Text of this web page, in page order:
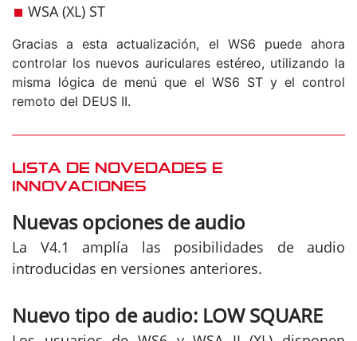
WSA (XL) ST
Gracias a esta actualización, el WS6 puede ahora
controlar los nuevos auriculares estéreo, utilizando la
misma lógica de menú que el WS6 ST y el control
remoto del DEUS II.
LISTA DE NOVEDADES E
INNOVACIONES
Nuevas opciones de audio
La V4.1 amplía las posibilidades de audio
introducidas en versiones anteriores.
Nuevo tipo de audio: LOW SQUARE